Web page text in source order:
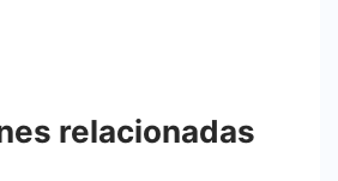
relacionadas